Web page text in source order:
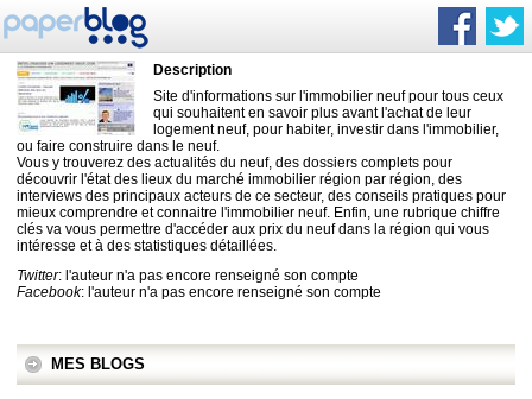
Description
Site d'informations sur l'immobilier neuf pour tous ceux
qui souhaitent en savoir plus avant l'achat de leur
logement neuf, pour habiter, investir dans l'immobilier,
ou faire construire dans le neuf.
Vous y trouverez des actualités du neuf, des dossiers complets pour
découvrir l'état des lieux du marché immobilier région par région, des
interviews des principaux acteurs de ce secteur, des conseils pratiques pour
mieux comprendre et connaitre l'immobilier neuf. Enfin, une rubrique chiffre
clés va vous permettre d'accéder aux prix du neuf dans la région qui vous
intéresse et à des statistiques détaillées.
Twitter: l'auteur n'a pas encore renseigné son compte
Facebook: l'auteur n'a pas encore renseigné son compte
MES BLOGS